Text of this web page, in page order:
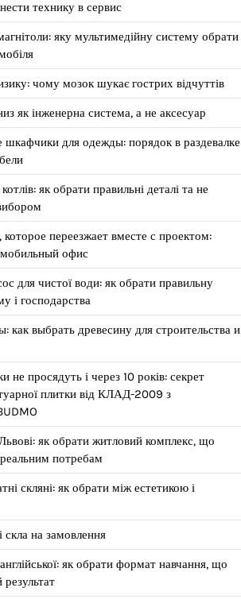
технику в сервис
яку мультимедійну систему обрати
чому мозок шукає гострих відчуттів
як інженерна система, а не аксесуар
шкафчики для одежды: порядок в раздевалке
як обрати правильні деталі та не
переезжает вместе с проектом:
офис
для чистої води: як обрати правильну
і господарства
как выбрать древесину для строительства и
не просядуть і через 10 років: секрет
плитки від КЛАД-2009 з
як обрати житловий комплекс, що
потребам
скляні: як обрати між естетикою і
скла на замовлення
як обрати формат навчання, що